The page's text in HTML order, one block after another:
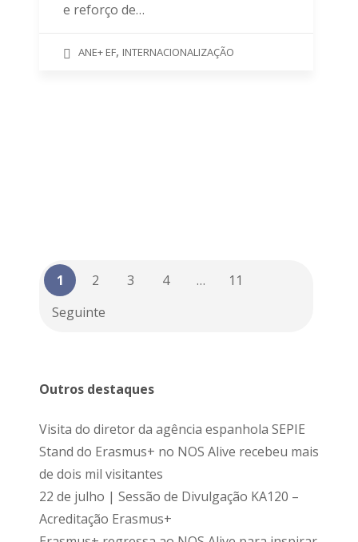
e reforço de…
ANE+ EF, INTERNACIONALIZAÇÃO
1 2 3 4 …
11
Seguinte
Outros destaques
Visita do diretor da agência espanhola SEPIE
Stand do Erasmus+ no NOS Alive recebeu mais
de dois mil visitantes
22 de julho | Sessão de Divulgação KA120 –
Acreditação Erasmus+